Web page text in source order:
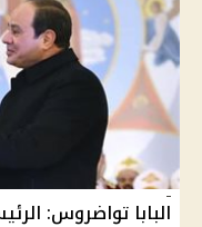
البابا تواضروس: